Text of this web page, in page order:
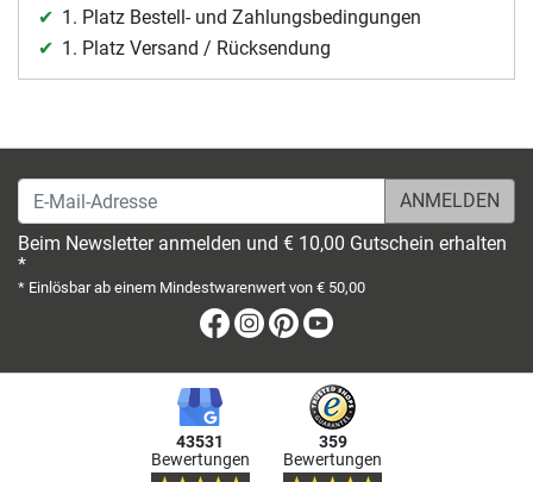
1. Platz Bestell- und Zahlungsbedingungen
1. Platz Versand / Rücksendung
E-Mail-Adresse
Beim Newsletter anmelden und € 10,00 Gutschein erhalten
*
* Einlösbar ab einem Mindestwarenwert von € 50,00
Facebook
Instagram
Pinterest
43531
Bewertungen
359
Bewertungen